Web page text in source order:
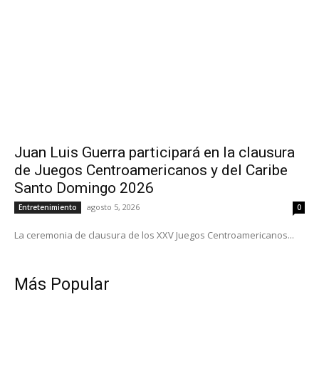
Juan Luis Guerra participará en la clausura
de Juegos Centroamericanos y del Caribe
Santo Domingo 2026
Entretenimiento agosto 5, 2026 0
La ceremonia de clausura de los XXV Juegos Centroamericanos...
Más Popular